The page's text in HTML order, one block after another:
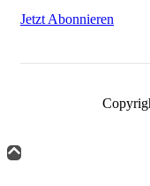
Jetzt Abonnieren